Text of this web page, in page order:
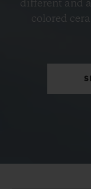
different and
colored